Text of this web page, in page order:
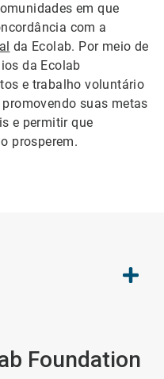
em que
com a
da Ecolab. Por meio de
da Ecolab
e trabalho voluntário
suas metas
e permitir que
prosperem.
Foundation